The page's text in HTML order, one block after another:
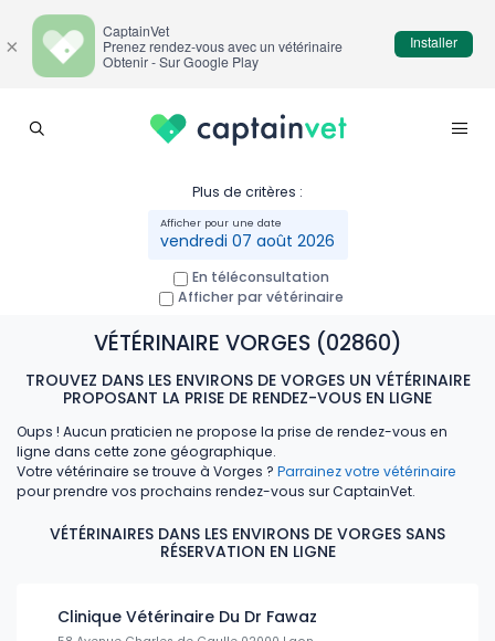
Plus de critères :
vendredi 07 août 2026
En téléconsultation
Afficher par vétérinaire
VÉTÉRINAIRE VORGES (02860)
TROUVEZ DANS LES ENVIRONS DE VORGES UN VÉTÉRINAIRE
PROPOSANT LA PRISE DE RENDEZ-VOUS EN LIGNE
Oups ! Aucun praticien ne propose la prise de rendez-vous en
ligne dans cette zone géographique.
Votre vétérinaire se trouve à Vorges ? Parrainez votre vétérinaire
pour prendre vos prochains rendez-vous sur CaptainVet.
VÉTÉRINAIRES DANS LES ENVIRONS DE VORGES SANS
RÉSERVATION EN LIGNE
Clinique Vétérinaire Du Dr Fawaz
×
CaptainVet
Prenez rendez-vous avec un vétérinaire
Obtenir - Sur Google Play
Installer